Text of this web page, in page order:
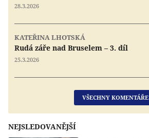
28.3.2026
KATEŘINA LHOTSKÁ
Rudá záře nad Bruselem – 3. díl
25.3.2026
VŠECHNY KOMENTÁŘE
NEJSLEDOVANĚJŠÍ